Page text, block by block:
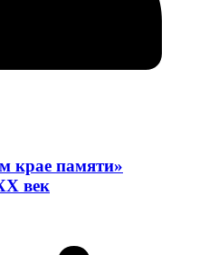
крае памяти»
век